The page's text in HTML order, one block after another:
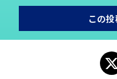
この